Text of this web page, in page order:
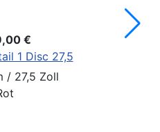
€
1 Disc 27,5
/ 27,5 Zoll